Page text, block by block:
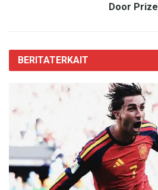
Door Prize
BERITATERKAIT